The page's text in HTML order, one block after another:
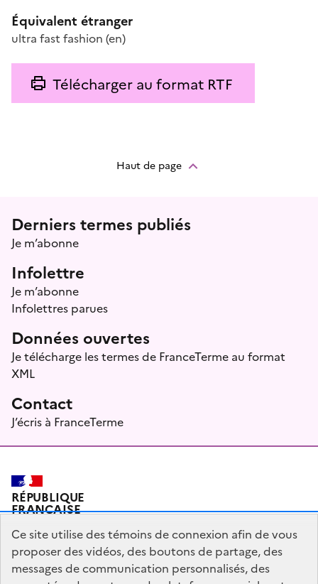
Équivalent étranger
ultra fast fashion (en)
Télécharger au format RTF
Haut de page
Menu prefooter
Derniers termes publiés
Je m’abonne
Infolettre
Je m’abonne
Infolettres parues
Données ouvertes
Je télécharge les termes de FranceTerme au format
XML
Contact
J’écris à FranceTerme
RÉPUBLIQUE
FRANÇAISE
Plan du site Mentions légales Qui sommes-nous ?
Ce site utilise des témoins de connexion afin de vous
proposer des vidéos, des boutons de partage, des
messages de communication personnalisés, des